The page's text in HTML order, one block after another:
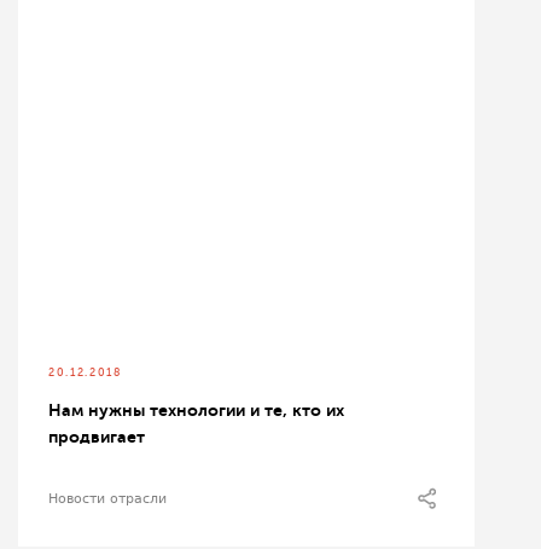
20.12.2018
Нам нужны технологии и те, кто их
продвигает
Новости отрасли